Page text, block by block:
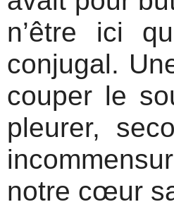
n’être ici
conjugal.
couper le
pleurer,
notre cœur